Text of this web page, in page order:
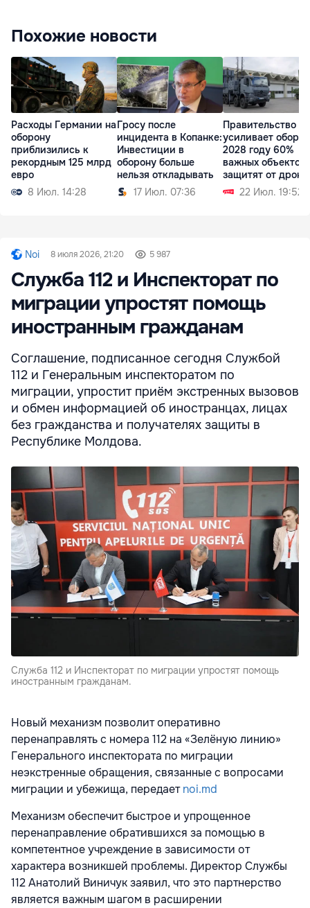
Похожие новости
Расходы Германии на
оборону
приблизились к
рекордным 125 млрд
евро
8 Июл. 14:28
Гросу после
инцидента в Копанке:
Инвестиции в
оборону больше
нельзя откладывать
17 Июл. 07:36
Правительство
усиливает
2028 году 60%
важных объектов
защитят от
22 Июл. 19:52
Noi 8 июля 2026, 21:20 5 987
Служба 112 и Инспекторат по
миграции упростят помощь
иностранным гражданам
Соглашение, подписанное сегодня Службой
112 и Генеральным инспекторатом по
миграции, упростит приём экстренных вызовов
и обмен информацией об иностранцах, лицах
без гражданства и получателях защиты в
Республике Молдова.
Служба 112 и Инспекторат по миграции упростят помощь
иностранным гражданам.
Новый механизм позволит оперативно
перенаправлять с номера 112 на «Зелёную линию»
Генерального инспектората по миграции
неэкстренные обращения, связанные с вопросами
миграции и убежища, передаетnoi.md
Механизм обеспечит быстрое и упрощенное
перенаправление обратившихся за помощью в
компетентное учреждение в зависимости от
характера возникшей проблемы. Директор Службы
112 Анатолий Виничук заявил, что это партнерство
является важным шагом в расширении